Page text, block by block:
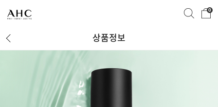
0
상품정보